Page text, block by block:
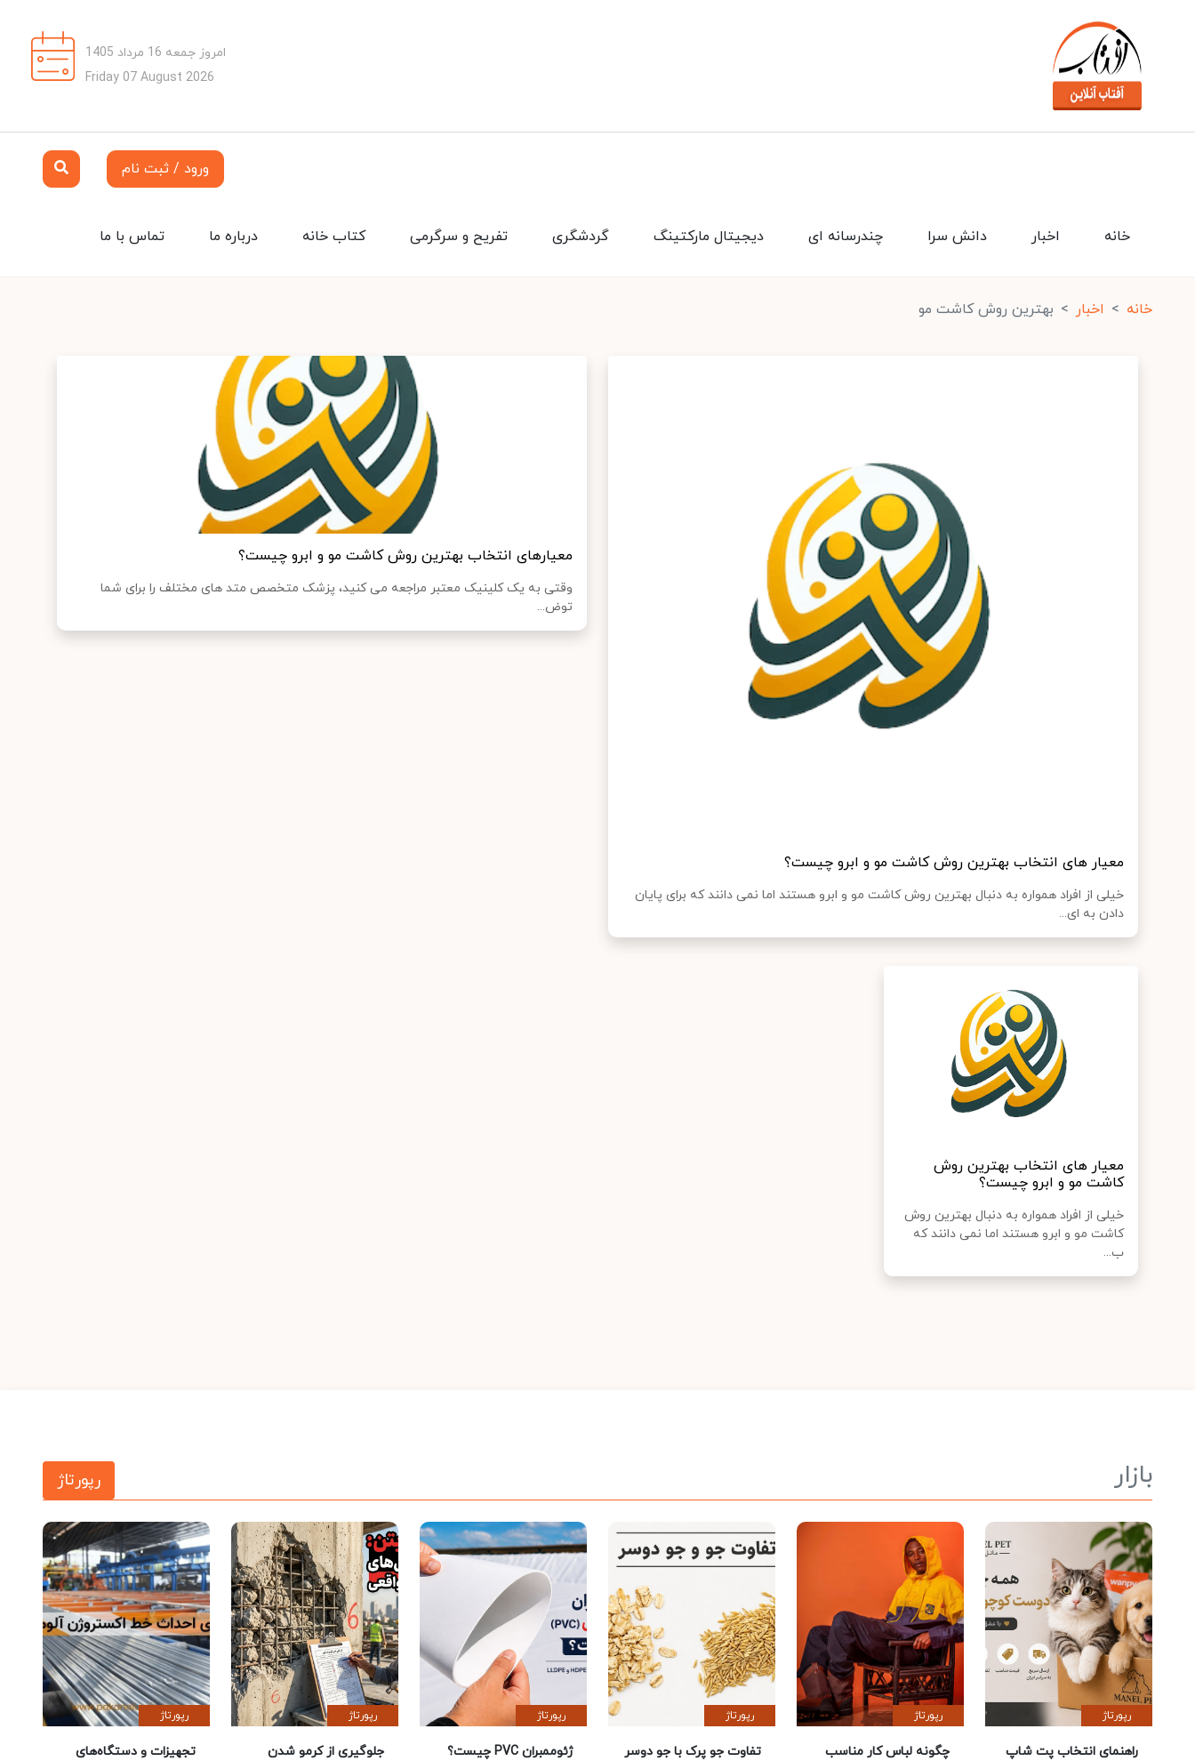
امروز جمعه 16 مرداد 1405
Friday 07 August 2026
ورود / ثبت نام
تماس با ما درباره ما کتاب خانه تفریح و سرگرمی گردشگری دیجیتال مارکتینگ چندرسانه ای دانش سرا اخبار خانه
خانه اخبار بهترین روش کاشت مو
معیار های انتخاب بهترین روش کاشت مو و ابرو چیست؟
خیلی از افراد همواره به دنبال بهترین روش کاشت مو و ابرو هستند اما نمی دانند که برای پایان
دادن به ای...
معیارهای انتخاب بهترین روش کاشت مو و ابرو چیست؟
وقتی به یک کلینیک معتبر مراجعه می کنید، پزشک متخصص متد های مختلف را برای شما
توض...
معیار های انتخاب بهترین روش
کاشت مو و ابرو چیست؟
خیلی از افراد همواره به دنبال بهترین روش
کاشت مو و ابرو هستند اما نمی دانند که
ب...
بازار رپورتاژ
رپورتاژ
راهنمای انتخاب پت شاپ
رپورتاژ
چگونه لباس کار مناسب
رپورتاژ
تفاوت جو پرک با جو دوسر
رپورتاژ
ژئوممبران PVC چیست؟
رپورتاژ
جلوگیری از کرمو شدن
رپورتاژ
تجهیزات و دستگاه‌های